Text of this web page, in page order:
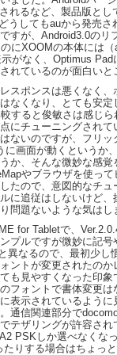
れるなど、製品版とし
うしてもauから発売さ
すが、Android3.0のリ
にXOOMの本体には
がなく、Optimus
れているのが面白いと
スポンスは悪くなく、
なくなり、とても安定
すると俊敏さは感じ
にチューニングされ
ないのですが、フリ
に画面が動くというか
か、そんな微妙な感
やブラウザを使っ
たので、意図的なチュ
に追従はしないけど
問題ないような気はし
for Tabletで、
プルですが微妙に記
異なるので、最初少し
ントが変更されたのか
も見やすくなった印
フォントで書体変更
表示されているよう
通信関連部分で
テザリングが許容され
PSKしか選べなくな
りする場合はちょっ